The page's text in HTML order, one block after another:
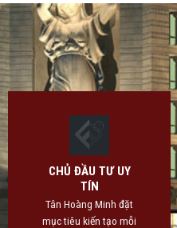
CHỦ ĐẦU TƯ UY
TÍN
Tân Hoàng Minh đặt
mục tiêu kiến tạo mỗi